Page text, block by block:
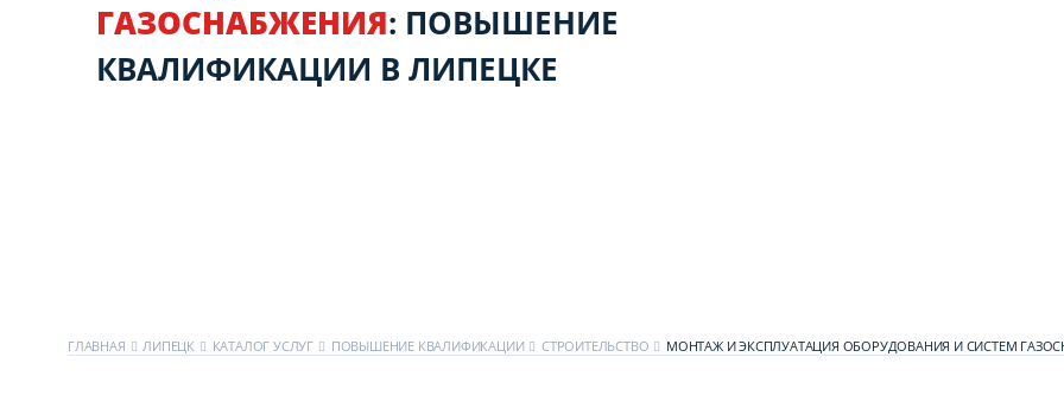
ГАЗОСНАБЖЕНИЯ: ПОВЫШЕНИЕ
КВАЛИФИКАЦИИ В ЛИПЕЦКЕ
ГЛАВНАЯ ЛИПЕЦК КАТАЛОГ УСЛУГ ПОВЫШЕНИЕ КВАЛИФИКАЦИИ СТРОИТЕЛЬСТВО МОНТАЖ И ЭКСПЛУАТАЦИЯ ОБОРУДОВАНИЯ И СИСТЕМ